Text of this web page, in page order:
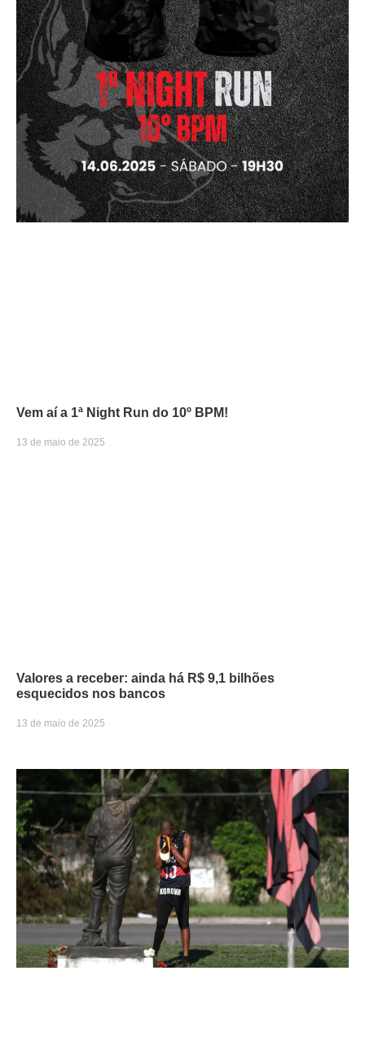
Vem aí a 1ª Night Run do 10º BPM!
13 de maio de 2025
Valores a receber: ainda há R$ 9,1 bilhões
esquecidos nos bancos
13 de maio de 2025